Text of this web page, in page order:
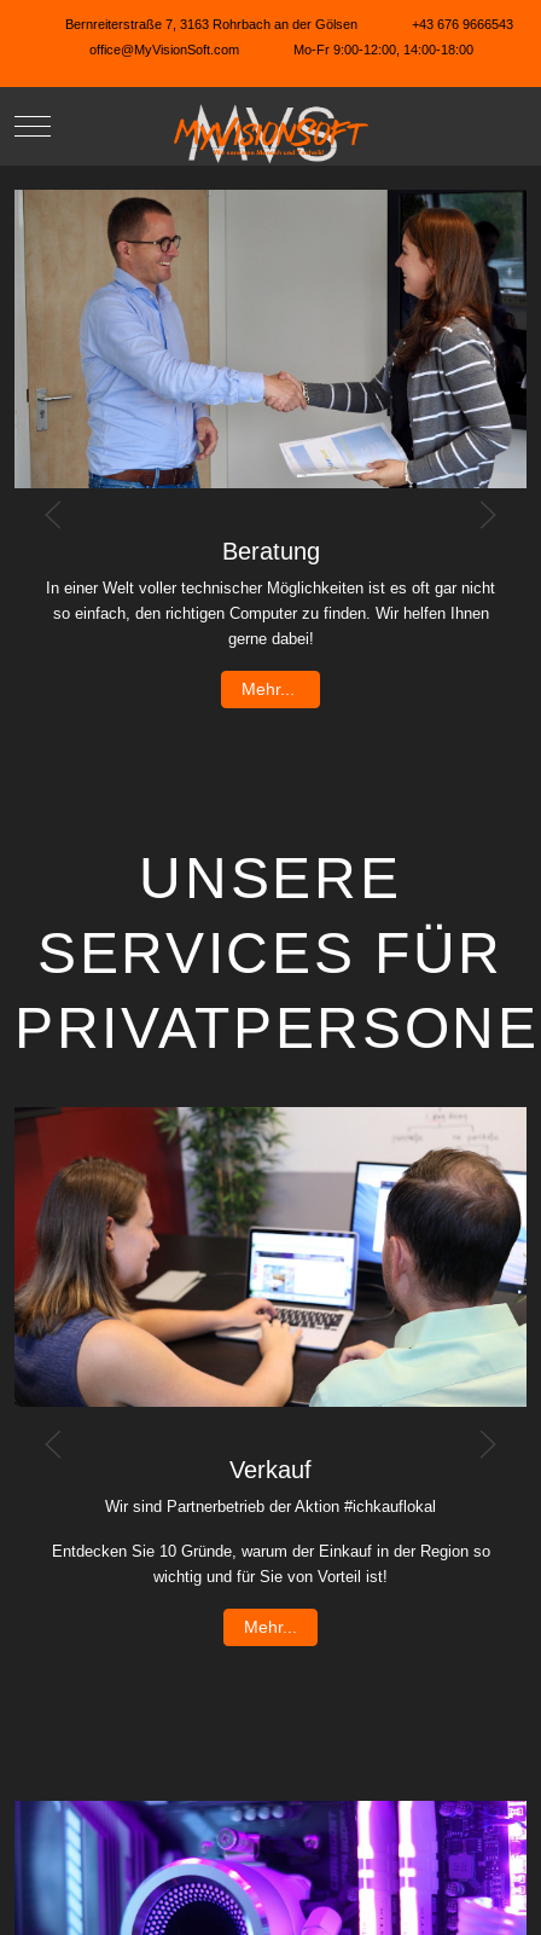
Bernreiterstraße 7, 3163 Rohrbach an der Gölsen
+43 676 9666543
office@MyVisionSoft.com
Mo-Fr 9:00-12:00, 14:00-18:00
Mobile Menu Toggle
Beratung
In einer Welt voller technischer Möglichkeiten ist es oft gar nicht
so einfach, den richtigen Computer zu finden. Wir helfen Ihnen
gerne dabei!
Mehr...
UNSERE
SERVICES FÜR
Verkauf
Wir sind Partnerbetrieb der Aktion #ichkauflokal
Entdecken Sie 10 Gründe, warum der Einkauf in der Region so
wichtig und für Sie von Vorteil ist!
Mehr...